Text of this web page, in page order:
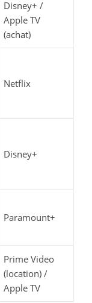
Disney+ /
Apple TV
(achat)
Netflix
Disney+
Paramount+
Prime Video
(location) /
Apple TV